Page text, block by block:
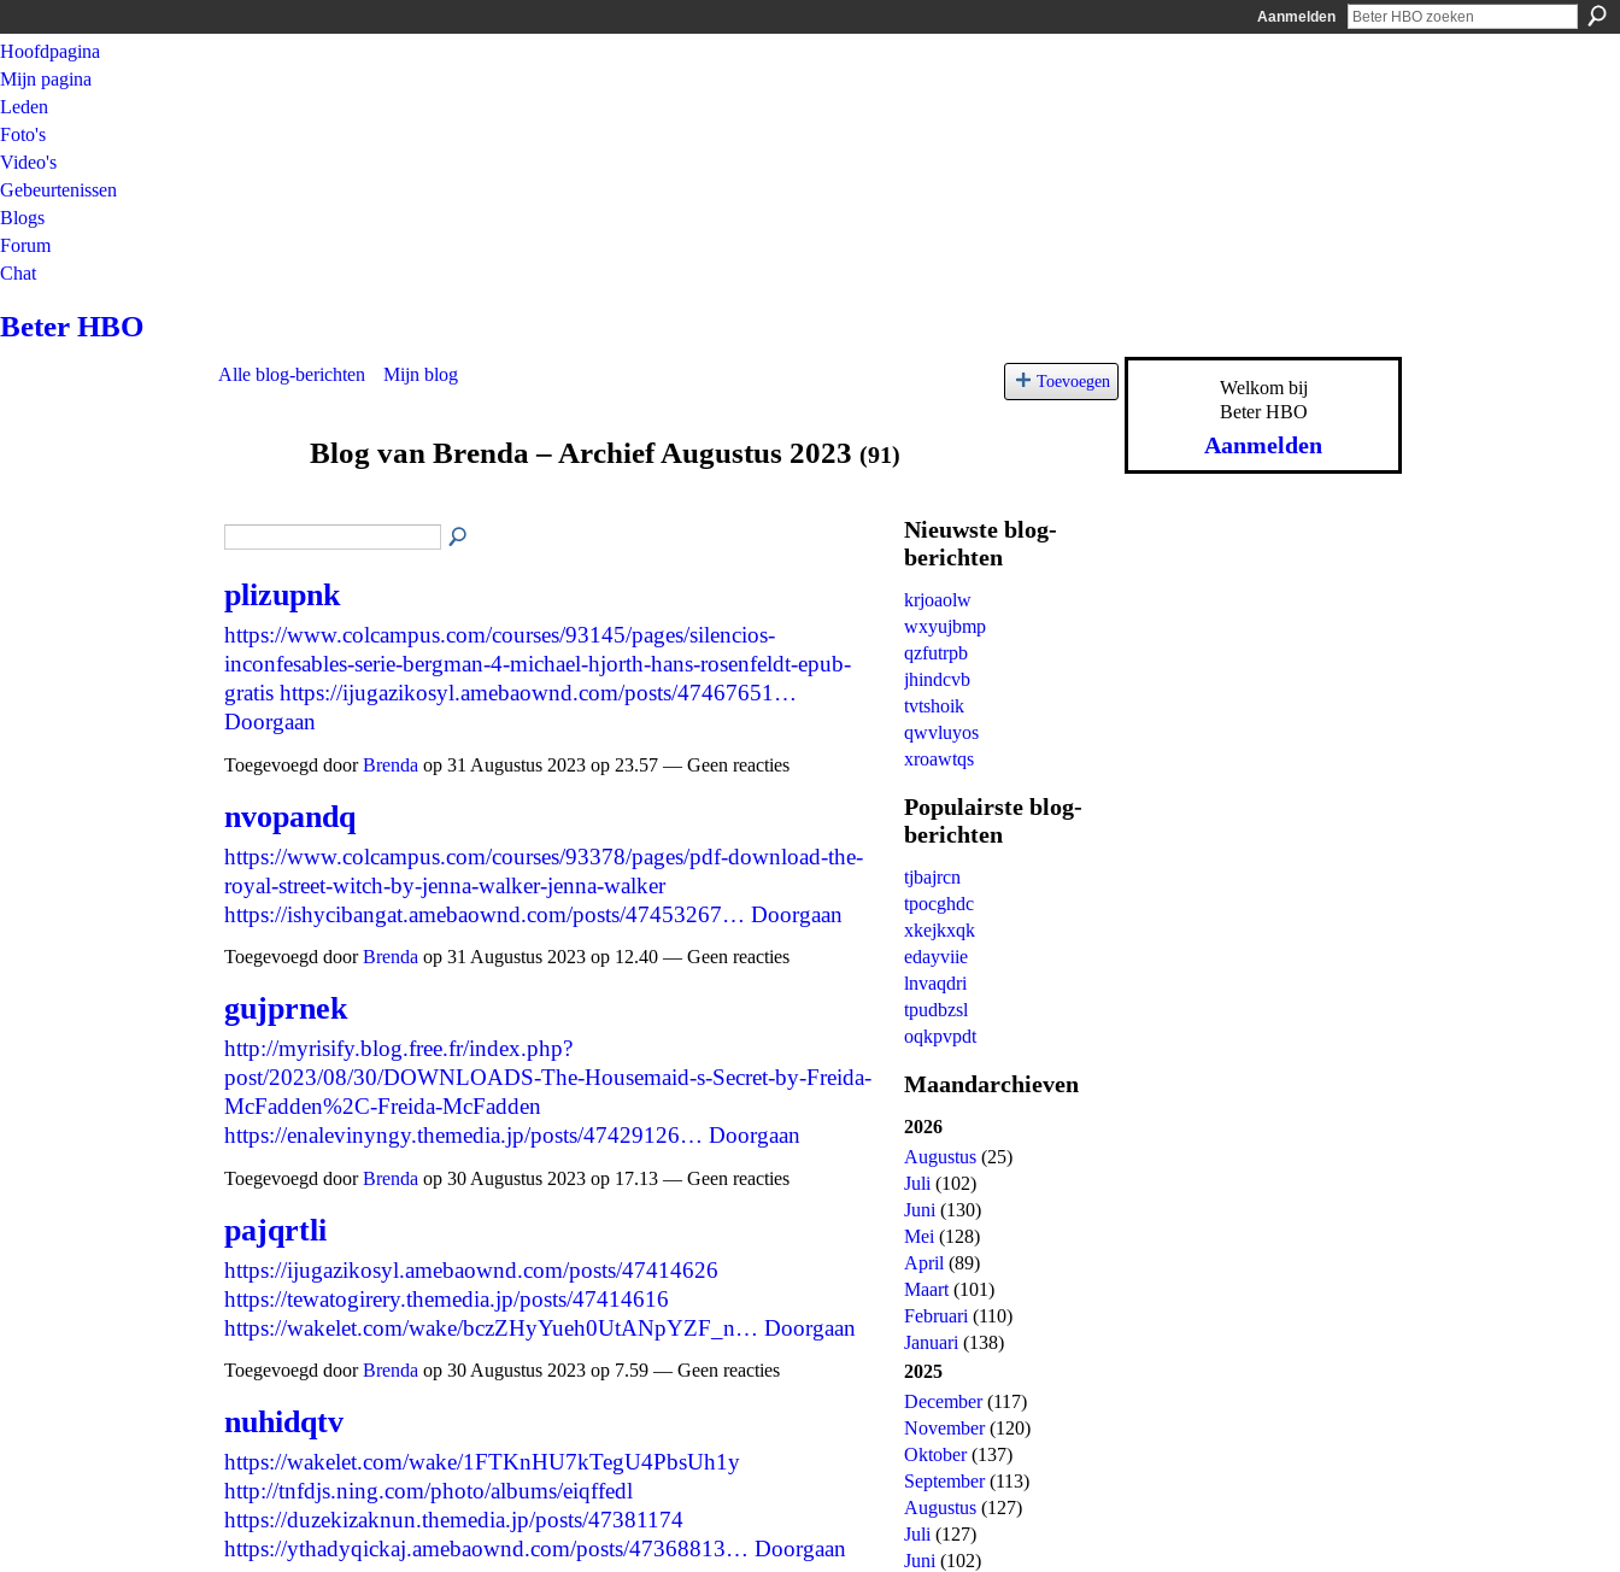
Aanmelden
Hoofdpagina
Mijn pagina
Leden
Foto's
Video's
Gebeurtenissen
Blogs
Forum
Chat
Beter HBO
Alle blog-berichten Mijn blog Toevoegen
Blog van Brenda – Archief Augustus 2023 (91)
plizupnk
https://www.colcampus.com/courses/93145/pages/silencios-
inconfesables-serie-bergman-4-michael-hjorth-hans-rosenfeldt-epub-
gratis https://ijugazikosyl.amebaownd.com/posts/47467651…
Doorgaan
Toegevoegd doorBrenda op 31 Augustus 2023 op 23.57 — Geen reacties
nvopandq
https://www.colcampus.com/courses/93378/pages/pdf-download-the-
royal-street-witch-by-jenna-walker-jenna-walker
https://ishycibangat.amebaownd.com/posts/47453267… Doorgaan
Toegevoegd doorBrenda op 31 Augustus 2023 op 12.40 — Geen reacties
gujprnek
http://myrisify.blog.free.fr/index.php?
post/2023/08/30/DOWNLOADS-The-Housemaid-s-Secret-by-Freida-
McFadden%2C-Freida-McFadden
https://enalevinyngy.themedia.jp/posts/47429126… Doorgaan
Toegevoegd doorBrenda op 30 Augustus 2023 op 17.13 — Geen reacties
pajqrtli
https://ijugazikosyl.amebaownd.com/posts/47414626
https://tewatogirery.themedia.jp/posts/47414616
https://wakelet.com/wake/bczZHyYueh0UtANpYZF_n… Doorgaan
Toegevoegd doorBrenda op 30 Augustus 2023 op 7.59 — Geen reacties
nuhidqtv
https://wakelet.com/wake/1FTKnHU7kTegU4PbsUh1y
http://tnfdjs.ning.com/photo/albums/eiqffedl
https://duzekizaknun.themedia.jp/posts/47381174
https://ythadyqickaj.amebaownd.com/posts/47368813… Doorgaan
Nieuwste blog-
berichten
krjoaolw
wxyujbmp
qzfutrpb
jhindcvb
tvtshoik
qwvluyos
xroawtqs
Populairste blog-
berichten
tjbajrcn
tpocghdc
xkejkxqk
edayviie
lnvaqdri
tpudbzsl
oqkpvpdt
Maandarchieven
2026
Augustus (25)
Juli (102)
Juni (130)
Mei (128)
April (89)
Maart (101)
Februari (110)
Januari (138)
2025
December(117)
November(120)
Oktober(137)
September(113)
Augustus (127)
Juli (127)
Juni (102)
Welkom bij
Beter HBO
Aanmelden